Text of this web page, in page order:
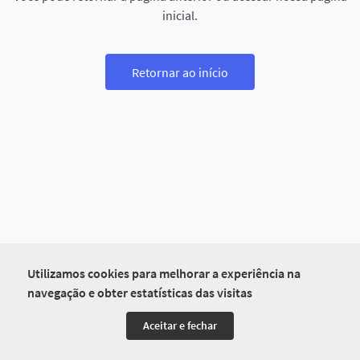
Utilizamos cookies para melhorar a experiência na
navegação e obter estatísticas das visitas
Aceitar e fechar
inicial.
Retornar ao início